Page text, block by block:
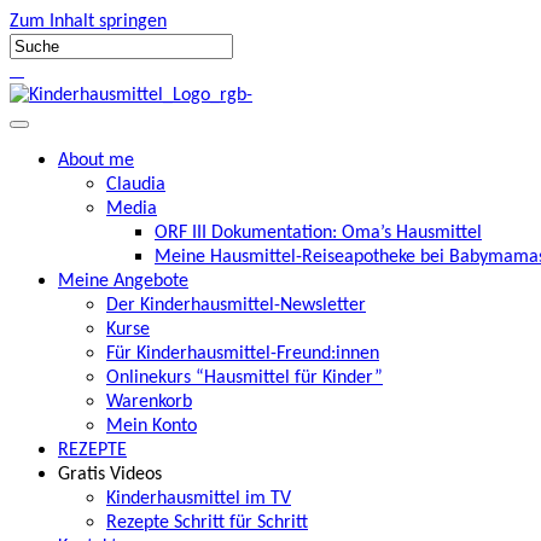
Zum Inhalt springen
About me
Claudia
Media
ORF III Dokumentation: Oma’s Hausmittel
Meine Hausmittel-Reiseapotheke bei
Meine Angebote
Der Kinderhausmittel-Newsletter
Kurse
Für Kinderhausmittel-Freund:innen
Onlinekurs “Hausmittel für Kinder”
Warenkorb
Mein Konto
REZEPTE
Gratis Videos
Kinderhausmittel im TV
Rezepte Schritt für Schritt